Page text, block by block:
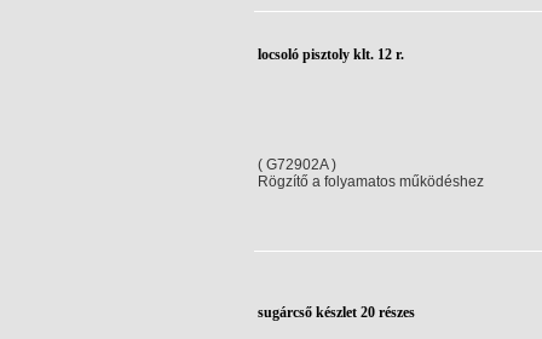
locsoló pisztoly klt. 12 r.
( G72902A )
Rögzítő a folyamatos működéshez
sugárcső készlet 20 részes